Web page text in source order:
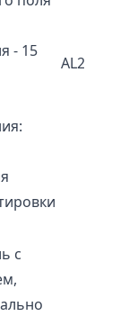
- 15
AL21
с